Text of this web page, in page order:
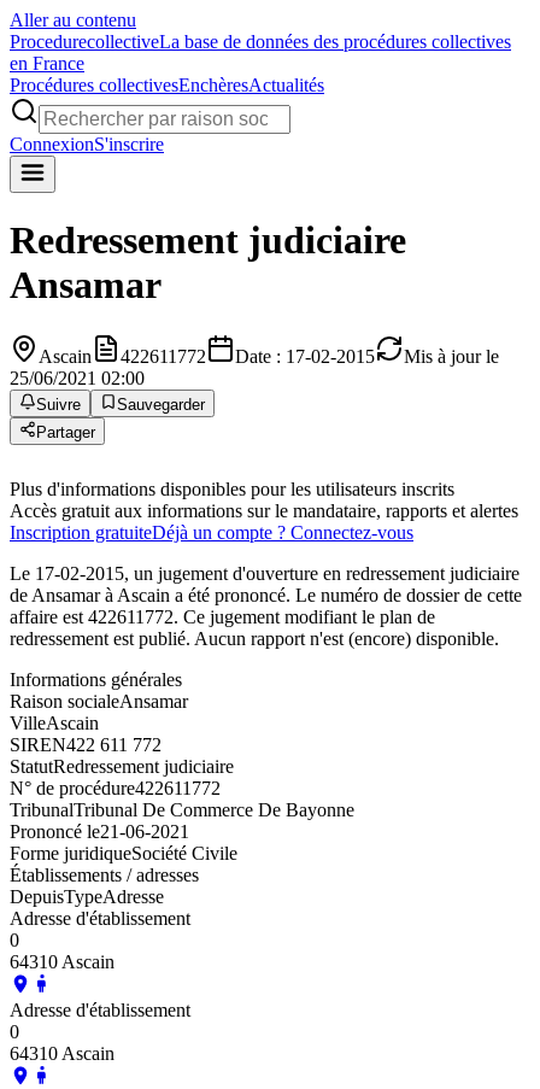
Aller au contenu
ProcedurecollectiveLa base de données des procédures collectives
en France
Procédures collectivesEnchèresActualités
ConnexionS'inscrire
Redressement judiciaire
Ansamar
Ascain 422611772 Date : 17-02-2015
Mis à jour le
25/06/2021 02:00
Suivre
Sauvegarder
Partager
Plus d'informations disponibles pour les utilisateurs inscrits
Accès gratuit aux informations sur le mandataire, rapports et alertes
Inscription gratuiteDéjà un compte ? Connectez-vous
Le 17-02-2015, un jugement d'ouverture en redressement judiciaire
de Ansamar à Ascain a été prononcé. Le numéro de dossier de cette
affaire est 422611772. Ce jugement modifiant le plan de
redressement est publié. Aucun rapport n'est (encore) disponible.
Informations générales
Raison socialeAnsamar
VilleAscain
SIREN422 611 772
StatutRedressement judiciaire
N° de procédure422611772
TribunalTribunal De Commerce De Bayonne
Prononcé le21-06-2021
Forme juridiqueSociété Civile
Établissements / adresses
DepuisTypeAdresse
Adresse d'établissement
0
64310 Ascain
Adresse d'établissement
0
64310 Ascain